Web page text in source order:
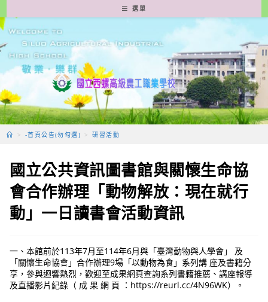
轉
至
要
容
選單
> -首頁公告(勿勾選) > 研習活動
國立公共資訊圖書館與關懷生命協
會合作辦理「動物解放：現在就行
動」一日讀書會活動資訊
一、本館前於113年7月至114年6月與「臺灣動物與人學會」 及
「關懷生命協會」合作辦理9場「以動物為食」系列講 座及書籍分
享，參與迴響熱烈，歡迎至成果網頁查詢系列書籍推薦、講座報導
及直播影片紀錄（ 成 果 網 頁 ：https://reurl.cc/4N96WK）。